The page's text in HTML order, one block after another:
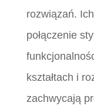
rozwiązań.
połączenie
kształtach i
zachwycają